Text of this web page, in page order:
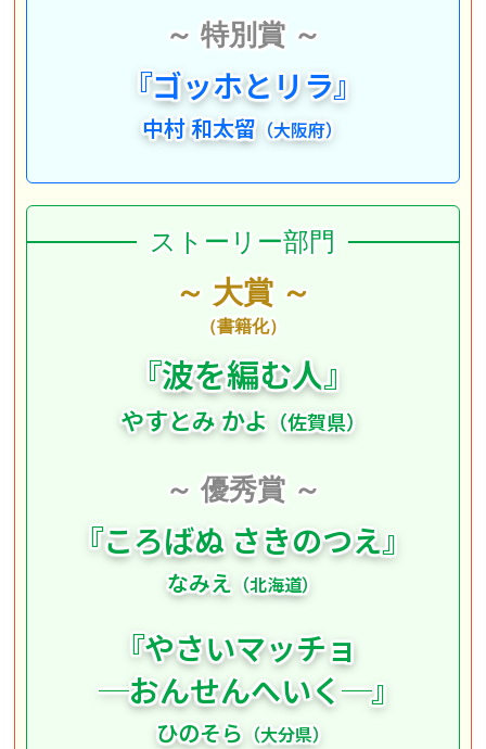
～ 特別賞 ～
『ゴッホとリラ』
中村 和太留（大阪府）
ストーリー部門
～ 大賞 ～
（書籍化）
『波を編む人』
やすとみ かよ （佐賀県）
～ 優秀賞 ～
『ころばぬ さきのつえ』
なみえ（北海道）
『やさいマッチョ
─おんせんへいく─』
ひのそら （大分県）